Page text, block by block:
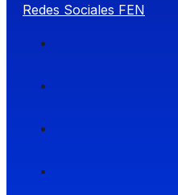
Redes Sociales FEN